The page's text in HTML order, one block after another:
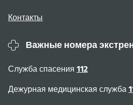
Контакты
Важные номера
Служба спасения 112
Дежурная медицинская служба